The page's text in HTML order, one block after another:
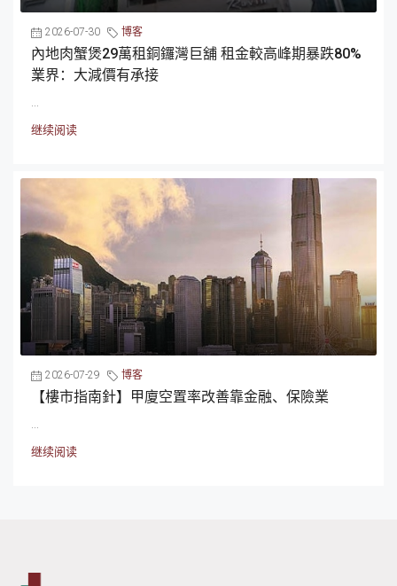
2026-07-30 博客
內地肉蟹煲29萬租銅鑼灣巨舖 租金較高峰期暴跌80%
業界：大減價有承接
...
继续阅读
2026-07-29 博客
【樓市指南針】甲廈空置率改善靠金融、保險業
...
继续阅读